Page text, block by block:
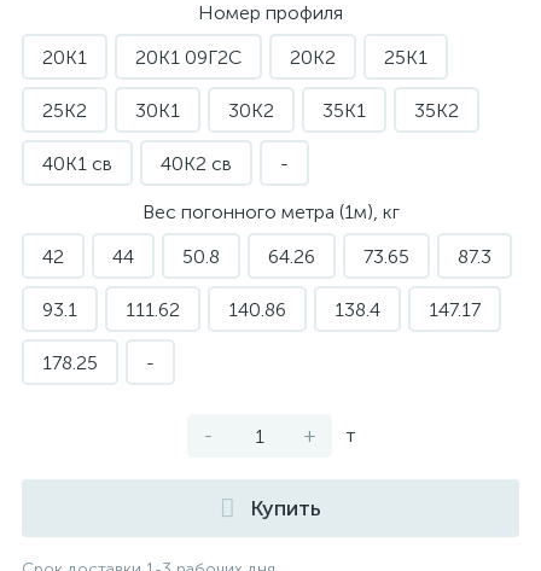
Номер профиля
20К1
20К1 09Г2С 20К2 25К1
25К2 30К1 30К2 35К1 35К2
40К1 св 40К2 св -
Вес погонного метра (1м), кг
42
44 50.8 64.26 73.65 87.3
93.1 111.62 140.86 138.4 147.17
178.25 -
- + т
Купить